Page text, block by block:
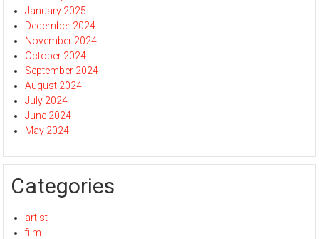
January 2025
December 2024
November 2024
October 2024
September 2024
August 2024
July 2024
June 2024
May 2024
Categories
artist
film